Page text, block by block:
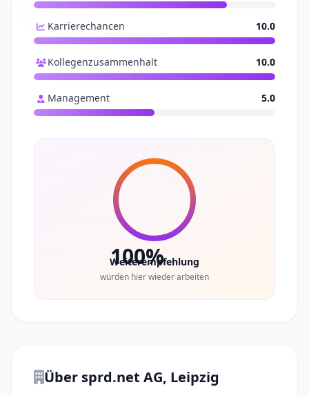
Karrierechancen 10.0
Kollegenzusammenhalt 10.0
Management 5.0
100%
Weiterempfehlung
würden hier wieder arbeiten
Über sprd.net AG, Leipzig